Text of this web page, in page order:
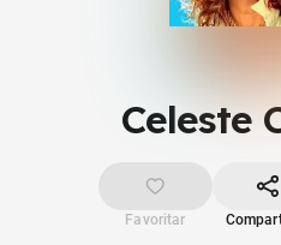
Celeste
Favoritar